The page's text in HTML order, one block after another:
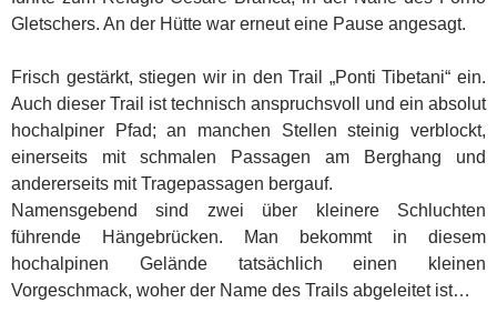
Gletschers. An der Hütte war erneut eine Pause angesagt.
Frisch gestärkt, stiegen wir in den Trail „Ponti Tibetani“ ein.
Auch dieser Trail ist technisch anspruchsvoll und ein absolut
hochalpiner Pfad; an manchen Stellen steinig verblockt,
einerseits mit schmalen Passagen am Berghang und
andererseits mit Tragepassagen bergauf.
Namensgebend sind zwei über kleinere Schluchten
führende Hängebrücken. Man bekommt in diesem
hochalpinen Gelände tatsächlich einen kleinen
Vorgeschmack, woher der Name des Trails abgeleitet ist…